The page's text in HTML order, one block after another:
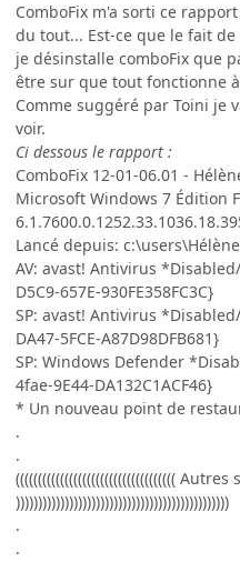
ComboFix m'a sorti ce
du tout... Est-ce que le fait
je désinstalle comboFix que
être sur que tout fonctionne
Comme suggéré par Toini je
voir.
Ci dessous le rapport :
ComboFix 12-01-06.01 -
Microsoft Windows 7 Édition
Lancé depuis:
AV: avast! Antivirus
D5C9-657E-930FE358FC3C}
SP: avast! Antivirus
DA47-5FCE-A87D98DFB681}
SP: Windows Defender
4fae-9E44-DA132C1ACF46}
* Un nouveau point de
.
.
((((((((((((((((((((((((((((((((((((
))))))))))))))))))))))))))))))))))))))))))))))))
.
.